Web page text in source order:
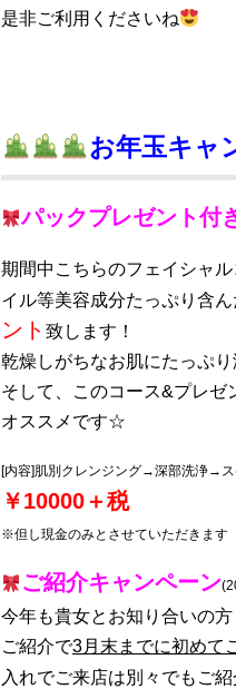
是非ご利用くださいね
お年玉キャ
パックプレゼント付
期間中こちらのフェイシャ
イル等美容成分たっぷり含ん
ント 致します！
乾燥しがちなお肌にたっぷり
そして、このコース&プレゼ
オススメです☆
[内容]肌別クレンジング→深部洗浄→
￥10000＋税
※但し現金のみとさせていただきます
ご紹介キャンペーン
今年も貴女とお知り合いの
ご紹介で3月末までに初めて
入れでご来店は別々でもご